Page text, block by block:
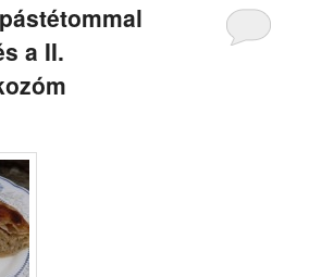
a II.